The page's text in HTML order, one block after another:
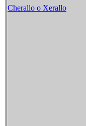
Cherallo o Xerallo